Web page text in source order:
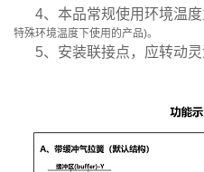
4、本品常规使用环境温
特殊环境温度下使用的产品)。
5、安装联接点，应转动